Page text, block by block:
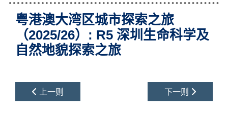
粤港澳大湾区城市探索之旅
（2025/26）: R5 深圳生命科学及
自然地貌探索之旅
上一则 下一则